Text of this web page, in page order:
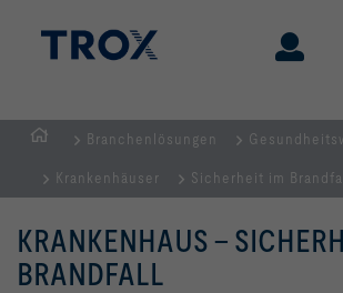
Branchenlösungen
Krankenhäuser Sicherheit im
KRANKENHAUS -
BRANDFALL